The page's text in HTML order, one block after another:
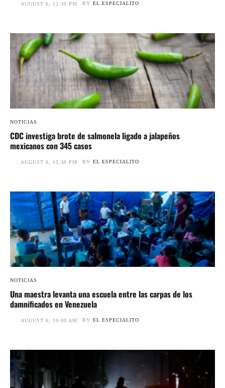
AUGUST 6, 12:30 PM BY EL ESPECIALITO
NOTICIAS
CDC investiga brote de salmonela ligado a jalapeños
mexicanos con 345 casos
AUGUST 6, 12:30 PM BY EL ESPECIALITO
NOTICIAS
Una maestra levanta una escuela entre las carpas de los
damnificados en Venezuela
AUGUST 6, 10:00 AM BY EL ESPECIALITO